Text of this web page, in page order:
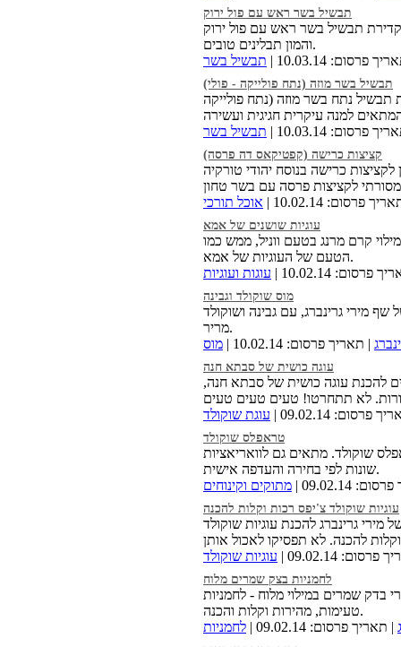
תבשיל בשר ראש עם פול ירוק
קדירת תבשיל בשר ראש עם פול ירוק
והמון תבלינים טובים.
פרסום: 10.03.14 |
תבשיל בשר
תבשיל בשר מוזה (נתח פולייקה - פולי)
תבשיל נתח בשר מוזה (נתח פולייקה
פרסום: 10.03.14 | תבשיל בשר
קציצות כרישה (קפטיקאס דה פרסה)
לקציצות כרישה בנוסח יהודי טורקיה
פרסום: 10.02.14 | אוכל תורכי
עוגיות שושנים של אמא
קרם מרנג בטעם ווניל, ממש כמו
הטעם של העוגיות של אמא.
פרסום: 10.02.14 |
עוגות ועוגיות
מוס שוקולד וגבינה
שף מירי גרינברג, עם גבינה ושוקולד
מריר.
| תאריך פרסום: 10.02.14 | מוס
עוגה כושית של סבתא חנה
להכנת עוגה כושית של סבתא חנה,
פרסום: 09.02.14 | עוגת שוקולד
טראפלס שוקולד
שוקולד. מתאים גם לוואריאציות
שונות לפי בחירה והעדפה אישית.
09.02.14 |
מתוקים וקינוחים
עוגיות שוקולד צ'יפס רכות וקלות להכנה
מירי גרינברג להכנת עוגיות שוקולד
09.02.14 | עוגיות שוקולד
לחמניות בצק שמרים מלוח
בדק שמרים במילוי מלוח - לחמניות
טעימות, מהירות וקלות והכנה.
| תאריך פרסום: 09.02.14 | לחמניות